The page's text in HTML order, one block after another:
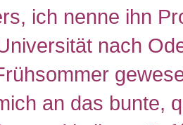
ich nenne ihn
nach
an das bunte,